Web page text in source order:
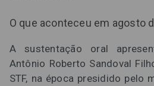
O que aconteceu em agosto
A sustentação oral
Antônio Roberto Sandoval
STF, na época presidido pelo